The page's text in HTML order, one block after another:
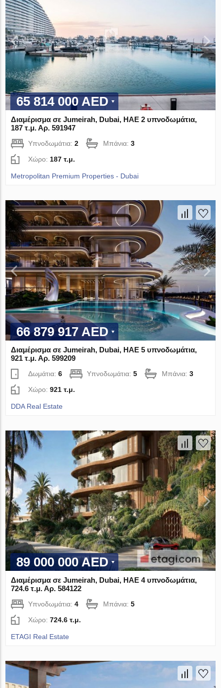
65 814 000 AED
Διαμέρισμα σε Jumeirah, Dubai, ΗΑΕ 2 υπνοδωμάτια,
187 τ.μ. Αρ. 591947
Υπνοδωμάτια:2 Μπάνια:3
Χώρο:187 τ.μ.
Metropolitan Premium Properties - Dubai
66 879 917 AED
Διαμέρισμα σε Jumeirah, Dubai, ΗΑΕ 5 υπνοδωμάτια,
921 τ.μ. Αρ. 599209
Δωμάτια:6 Υπνοδωμάτια:5 Μπάνια:3
Χώρο:921 τ.μ.
DDA Real Estate
89 000 000 AED
Διαμέρισμα σε Jumeirah, Dubai, ΗΑΕ 4 υπνοδωμάτια,
724.6 τ.μ. Αρ. 584122
Υπνοδωμάτια:4 Μπάνια:5
Χώρο:724.6 τ.μ.
ETAGI Real Estate